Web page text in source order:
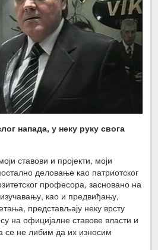
напада, у неку руку свога
ставови и пројекти, моји
деловање као патриотског
професора, засновано на
као и предвиђању,
представљају неку врсту
на официјалне ставове власти и
се не либим да их износим